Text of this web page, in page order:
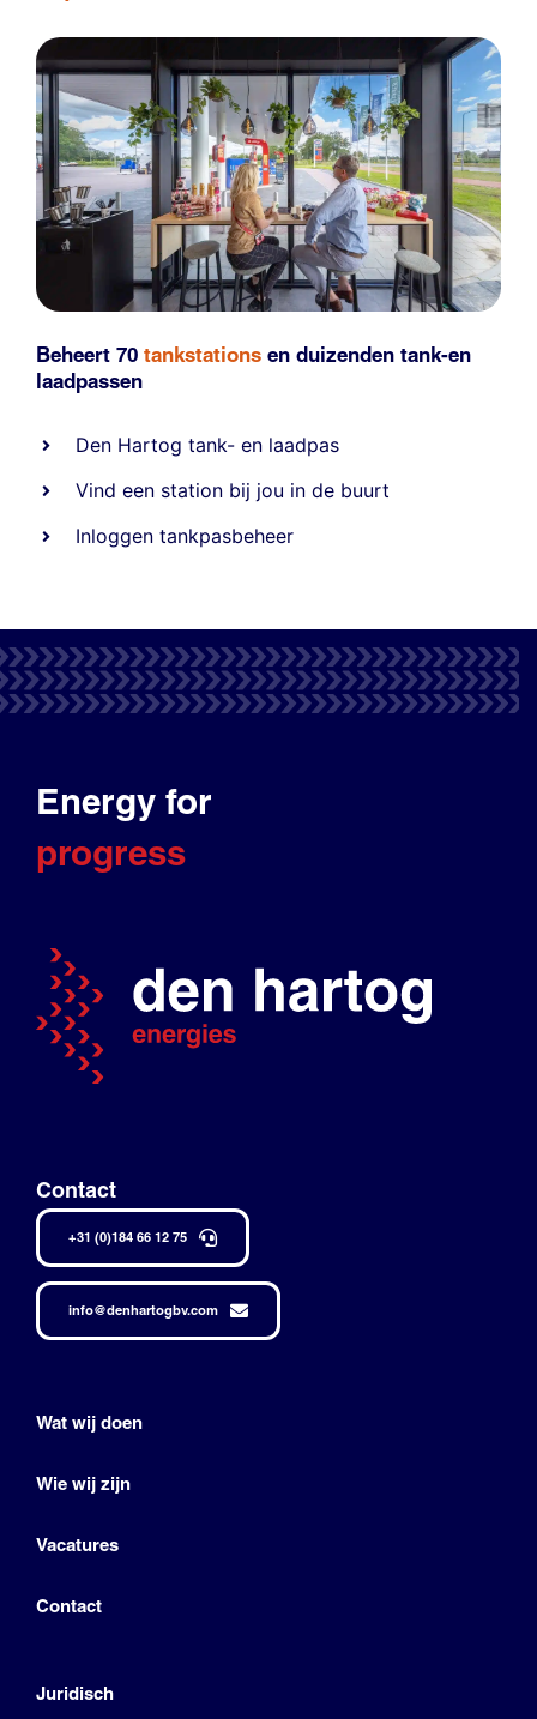
Beheert 70 tankstations en duizenden tank-en
laadpassen
Den Hartog tank- en laadpas
Vind een station bij jou in de buurt
Inloggen tankpasbeheer
Energy for
progress
Contact
+31 (0)184 66 12 75
info@denhartogbv.com
Wat wij doen
Wie wij zijn
Vacatures
Contact
Juridisch